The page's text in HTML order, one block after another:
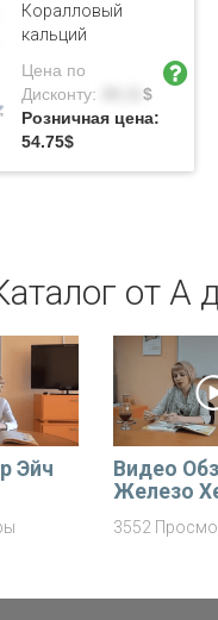
Коралловый
кальций
Цена по
Дисконту:
$
Розничная цена:
54.75$
от А
Эйч
Видео
Железо
3552